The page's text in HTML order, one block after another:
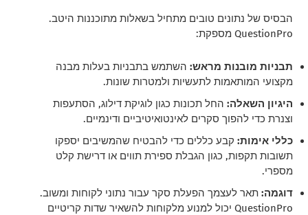
הבסיס של נתונים טובים מתחיל בשאלות מתוכננות היטב.
QuestionPro מספקת:
תבניות מובנות מראש: השתמש בתבניות בעלות מבנה
מקצועי המותאמות לתעשיות ולמטרות שונות.
היגיון השאלה: החל תכונות כגון לוגיקת דילוג, הסתעפות
וצנרת כדי להפוך סקרים לאינטואיטיביים ודינמיים.
כללי אימות: קבע כללים כדי להבטיח שהמשיבים יספקו
תשובות תקפות, כגון הגבלת ספירת תווים או דרישת קלט
מספרי.
דוגמה:תאר לעצמך הפעלת סקר עבור נתוני לקוחות ומשוב.
QuestionPro יכול למנוע מלקוחות להשאיר שדות קריטיים